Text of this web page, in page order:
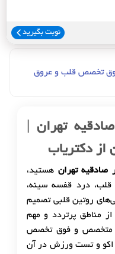
نوبت بگیرید
تخصص قلب و عروق
تهران |
دکتریاب
صادقیه تهران هستید،
قلب، درد قفسه سینه،
روتین قلبی تصمیم
مناطق پرتردد و مهم
متخصص و فوق تخصص
اکو و تست ورزش در آن